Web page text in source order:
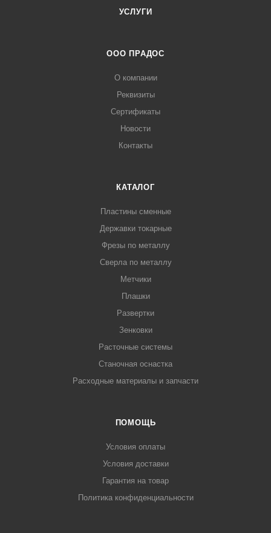
УСЛУГИ
ООО ПРАДОС
О компании
Реквизиты
Сертификаты
Новости
Контакты
КАТАЛОГ
Пластины сменные
Державки токарные
Фрезы по металлу
Сверла по металлу
Метчики
Плашки
Развертки
Зенковки
Расточные системы
Станочная оснастка
Расходные материалы и запчасти
ПОМОЩЬ
Условия оплаты
Условия доставки
Гарантия на товар
Политика конфиденциальности